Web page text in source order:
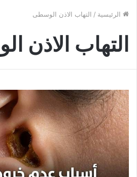
الرئيسية / التهاب الاذن الوسطى
التهاب الاذن